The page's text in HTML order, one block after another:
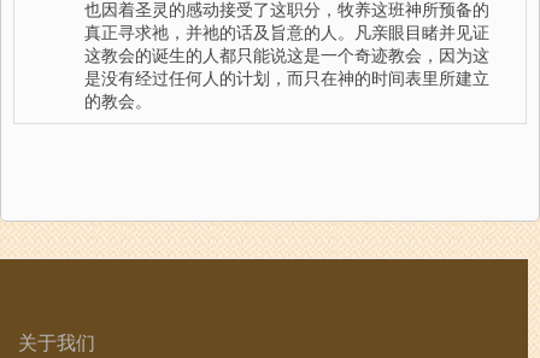
也因着圣灵的感动接受了这职分，牧养这班神所预备的
真正寻求祂，并祂的话及旨意的人。凡亲眼目睹并见证
这教会的诞生的人都只能说这是一个奇迹教会，因为这
是没有经过任何人的计划，而只在神的时间表里所建立
的教会。
关于我们